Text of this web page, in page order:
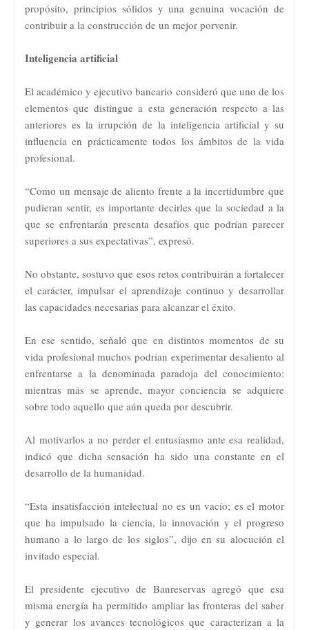
propósito, principios sólidos y una genuina vocación de
contribuir a la construcción de un mejor porvenir.
Inteligencia artificial
El académico y ejecutivo bancario consideró que uno de los
elementos que distingue a esta generación respecto a las
anteriores es la irrupción de la inteligencia artificial y su
influencia en prácticamente todos los ámbitos de la vida
profesional.
“Como un mensaje de aliento frente a la incertidumbre que
pudieran sentir, es importante decirles que la sociedad a la
que se enfrentarán presenta desafíos que podrían parecer
superiores a sus expectativas”, expresó.
No obstante, sostuvo que esos retos contribuirán a fortalecer
el carácter, impulsar el aprendizaje continuo y desarrollar
las capacidades necesarias para alcanzar el éxito.
En ese sentido, señaló que en distintos momentos de su
vida profesional muchos podrían experimentar desaliento al
enfrentarse a la denominada paradoja del conocimiento:
mientras más se aprende, mayor conciencia se adquiere
sobre todo aquello que aún queda por descubrir.
Al motivarlos a no perder el entusiasmo ante esa realidad,
indicó que dicha sensación ha sido una constante en el
desarrollo de la humanidad.
“Esta insatisfacción intelectual no es un vacío; es el motor
que ha impulsado la ciencia, la innovación y el progreso
humano a lo largo de los siglos”, dijo en su alocución el
invitado especial.
El presidente ejecutivo de Banreservas agregó que esa
misma energía ha permitido ampliar las fronteras del saber
y generar los avances tecnológicos que caracterizan a la